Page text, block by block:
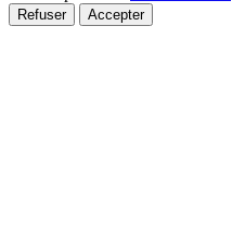
Refuser Accepter